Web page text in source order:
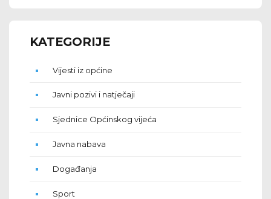
KATEGORIJE
Vijesti iz općine
Javni pozivi i natječaji
Sjednice Općinskog vijeća
Javna nabava
Događanja
Sport